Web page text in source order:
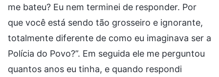
me bateu? Eu nem terminei de responder. Por
que você está sendo tão grosseiro e ignorante,
totalmente diferente de como eu imaginava ser a
Polícia do Povo?”. Em seguida ele me perguntou
quantos anos eu tinha, e quando respondi